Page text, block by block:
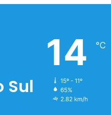
Sul
14 ℃
15º - 11º
65%
2.82 km/h